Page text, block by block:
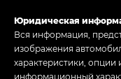
Юридическая
Вся информация,
изображения
характеристики,
информационный